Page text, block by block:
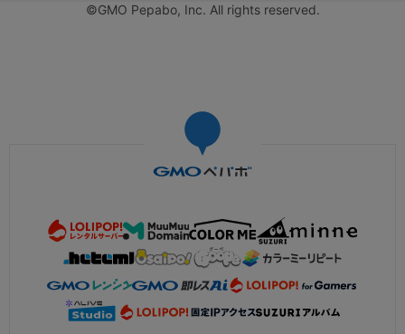
©GMO Pepabo, Inc. All rights reserved.